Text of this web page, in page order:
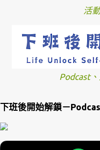
活
Podcast
下班後開始解鎖－